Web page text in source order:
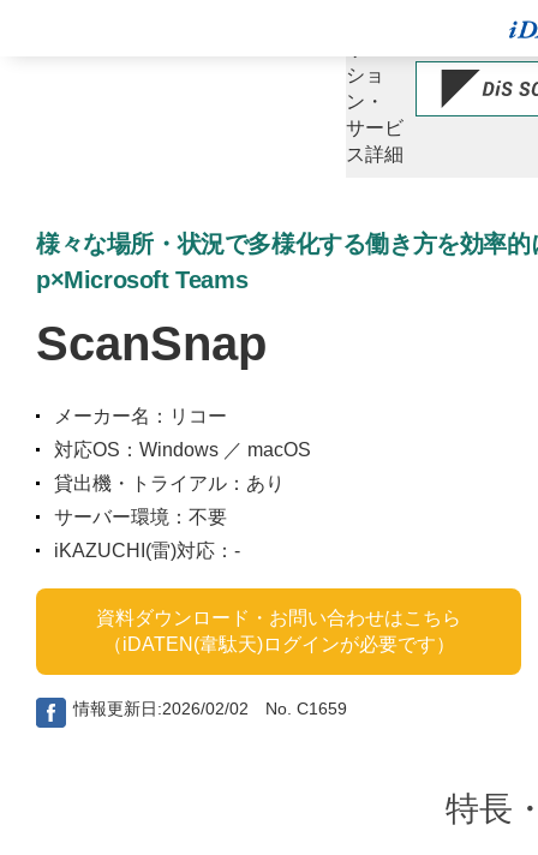
ショ
ン・
サービ
ス詳細
様々な場所・状況で多様化する働き方を効率
p×Microsoft Teams
ScanSnap
メーカー名：リコー
対応OS：Windows ／ macOS
貸出機・トライアル：あり
サーバー環境：不要
iKAZUCHI(雷)対応：-
資料ダウンロード・お問い合わせはこちら
（iDATEN(韋駄天)ログインが必要です）
情報更新日:2026/02/02 No. C1659
特長